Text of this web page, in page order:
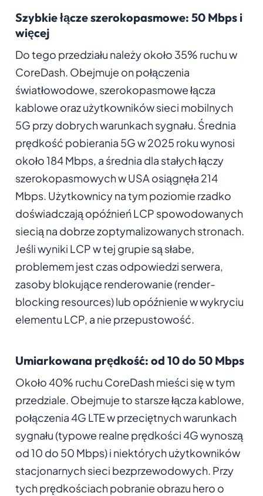
Szybkie łącze szerokopasmowe: 50 Mbps i
więcej
Do tego przedziału należy około 35% ruchu w
CoreDash. Obejmuje on połączenia
światłowodowe, szerokopasmowe łącza
kablowe oraz użytkowników sieci mobilnych
5G przy dobrych warunkach sygnału. Średnia
prędkość pobierania 5G w 2025 roku wynosi
około 184 Mbps, a średnia dla stałych łączy
szerokopasmowych w USA osiągnęła 214
Mbps. Użytkownicy na tym poziomie rzadko
doświadczają opóźnień LCP spowodowanych
siecią na dobrze zoptymalizowanych stronach.
Jeśli wyniki LCP w tej grupie są słabe,
problemem jest czas odpowiedzi serwera,
zasoby blokujące renderowanie (render-
blocking resources) lub opóźnienie w wykryciu
elementu LCP, a nie przepustowość.
Umiarkowana prędkość: od 10 do 50 Mbps
Około 40% ruchu CoreDash mieści się w tym
przedziale. Obejmuje to starsze łącza kablowe,
połączenia 4G LTE w przeciętnych warunkach
sygnału (typowe realne prędkości 4G wynoszą
od 10 do 50 Mbps) i niektórych użytkowników
stacjonarnych sieci bezprzewodowych. Przy
tych prędkościach pobranie obrazu hero o